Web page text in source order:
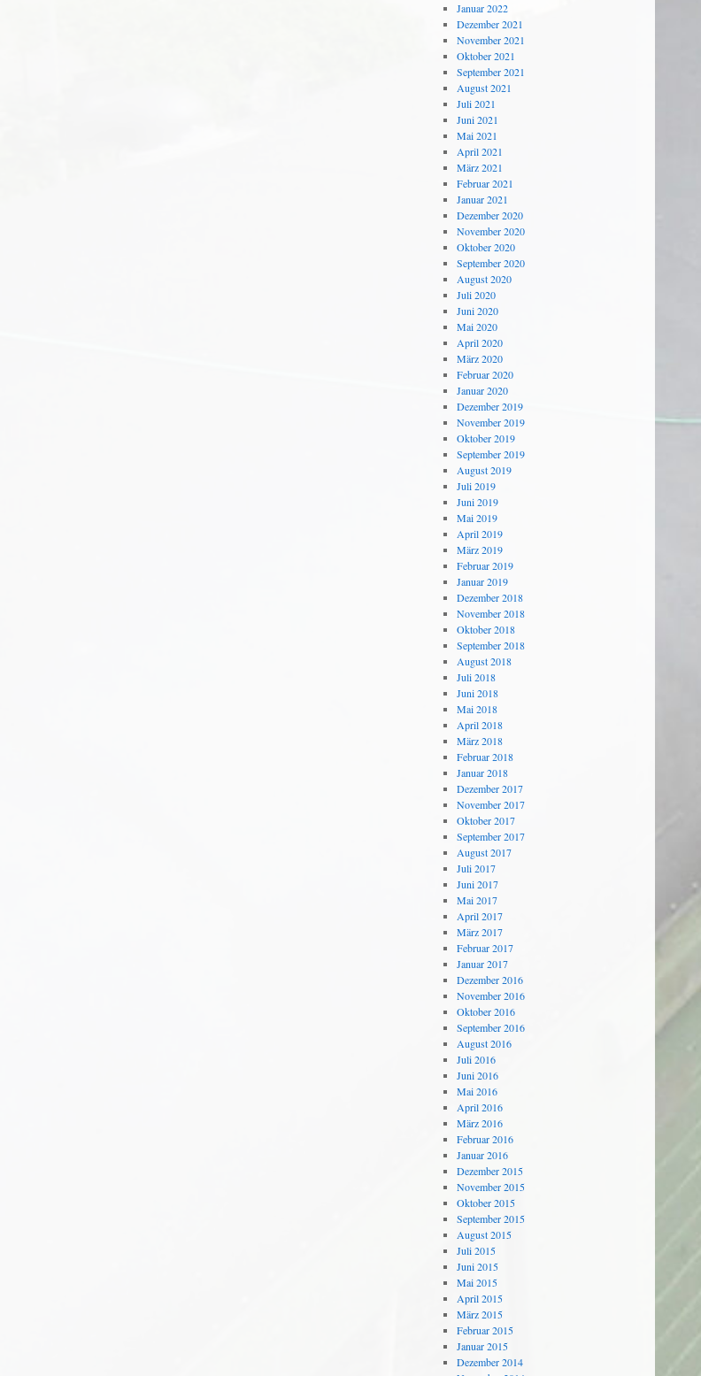
Januar 2022
Dezember 2021
November 2021
Oktober 2021
September 2021
August 2021
Juli 2021
Juni 2021
Mai 2021
April 2021
März 2021
Februar 2021
Januar 2021
Dezember 2020
November 2020
Oktober 2020
September 2020
August 2020
Juli 2020
Juni 2020
Mai 2020
April 2020
März 2020
Februar 2020
Januar 2020
Dezember 2019
November 2019
Oktober 2019
September 2019
August 2019
Juli 2019
Juni 2019
Mai 2019
April 2019
März 2019
Februar 2019
Januar 2019
Dezember 2018
November 2018
Oktober 2018
September 2018
August 2018
Juli 2018
Juni 2018
Mai 2018
April 2018
März 2018
Februar 2018
Januar 2018
Dezember 2017
November 2017
Oktober 2017
September 2017
August 2017
Juli 2017
Juni 2017
Mai 2017
April 2017
März 2017
Februar 2017
Januar 2017
Dezember 2016
November 2016
Oktober 2016
September 2016
August 2016
Juli 2016
Juni 2016
Mai 2016
April 2016
März 2016
Februar 2016
Januar 2016
Dezember 2015
November 2015
Oktober 2015
September 2015
August 2015
Juli 2015
Juni 2015
Mai 2015
April 2015
März 2015
Februar 2015
Januar 2015
Dezember 2014